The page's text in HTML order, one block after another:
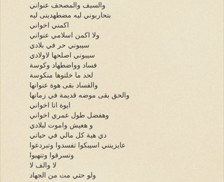
والسيف والمصحف عنواني
بتحاربوني ليه مضطهدينى ليه
اكمني اخواني
ولا اكمن اسلامي عنواني
سيبوني حر في بلادي
سيبوني اصلحها لاولادي
فساد وواضطهاد وكوسة
لحد ما خلتوها منكوسة
والفساد بقى هوة عنوانها
والحق بقى موضه قديمة في زمانها
ايوة انا اخواني
وهفضل طول عمري اخواني
و هعيش واموت لبلادي
دي هية كل مالي في حياتي
عايزينني اسيبكوا تفسدوا وتبردعوا
وتسرقوا وتنهبوا
لا والف لا
ولو حتي مت من الجهاد